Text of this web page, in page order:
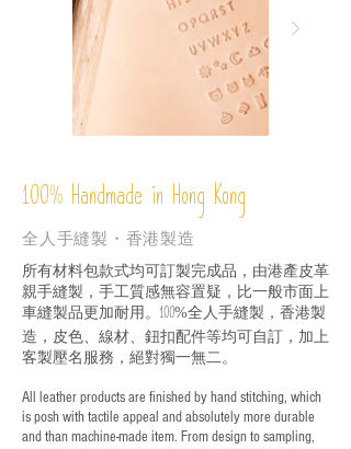
100% Handmade in Hong Kong
全人手縫製・香港製造
所有材料包款式均可訂製完成品，由港產皮革
親手縫製，手工質感無容置疑，比一般市面上
車縫製品更加耐用。 100%全人手縫製，香港製
造，皮色、線材、鈕扣配件等均可自訂，加上
客製壓名服務，絕對獨一無二。
All leather products are finished by hand stitching, which
is posh with tactile appeal and absolutely more durable
and than machine-made item. From design to sampling,